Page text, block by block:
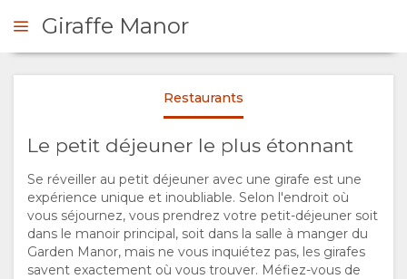
PROPOS
Giraffe Manor
Restaurants
Le petit déjeuner le plus étonnant
Se réveiller au petit déjeuner avec une girafe est une
expérience unique et inoubliable. Selon l'endroit où
vous séjournez, vous prendrez votre petit-déjeuner soit
dans le manoir principal, soit dans la salle à manger du
Garden Manor, mais ne vous inquiétez pas, les girafes
savent exactement où vous trouver. Méfiez-vous de
A spot of tea and a giraffe
The Safari Collection
Daisy's Cafe
Fresh Juice Smoothies
The Safari Collection